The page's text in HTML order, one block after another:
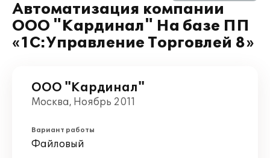
Автоматизация компании
ООО "Кардинал" На базе ПП
«1С:Управление Торговлей 8»
ООО "Кардинал"
Москва, Ноябрь 2011
Вариант работы
Файловый